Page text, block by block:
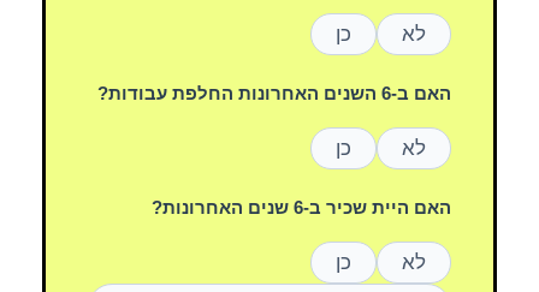
לא כן
האם ב-6 השנים האחרונות החלפת עבודות?
לא כן
האם היית שכיר ב-6 שנים האחרונות?
לא
כן